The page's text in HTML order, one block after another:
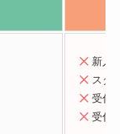
新人
スタ
受付
受付